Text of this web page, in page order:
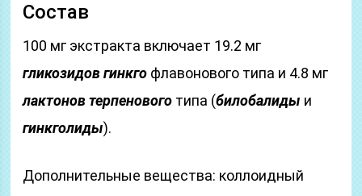
Состав
100 мг экстракта включает 19.2 мг
гликозидов гинкго флавонового типа и 4.8 мг
лактонов терпенового типа (билобалиды и
гинкголиды).
Дополнительные вещества: коллоидный